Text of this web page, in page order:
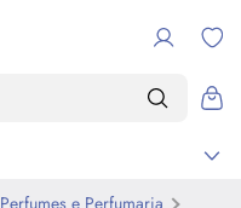
Perfumes e Perfumaria